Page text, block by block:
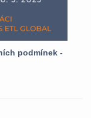
podmínek -